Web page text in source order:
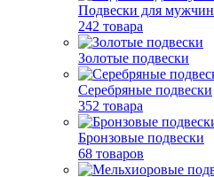
Подвески для мужчин
242 товара
Золотые подвески
Серебряные подвески
352 товара
Бронзовые подвески
68 товаров